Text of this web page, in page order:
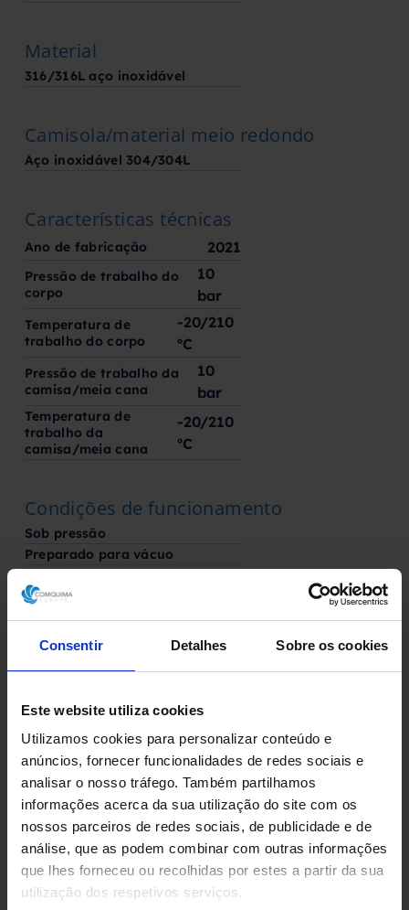
Consentir Detalhes Sobre os cookies
Este website utiliza cookies
Utilizamos cookies para personalizar conteúdo e
anúncios, fornecer funcionalidades de redes sociais e
analisar o nosso tráfego. Também partilhamos
informações acerca da sua utilização do site com os
nossos parceiros de redes sociais, de publicidade e de
análise, que as podem combinar com outras informações
que lhes forneceu ou recolhidas por estes a partir da sua
utilização dos respetivos serviços.
Material
316/316L aço inoxidável
Camisola/material meio redondo
Aço inoxidável 304/304L
Características técnicas
Ano de fabricação 2021
Pressão de trabalho do
corpo
10
bar
Temperatura de
trabalho do corpo
-20/210
ºC
Pressão de trabalho da
camisa/meia cana
10
bar
Temperatura de
trabalho da
camisa/meia cana
-20/210
ºC
Condições de funcionamento
Sob pressão
Preparado para vácuo
Aquecimento, refrigeração e isolamento
Condição
Sem uso
Fabricado por
Briggs of Burton
Solicite aqui o seu orçamento